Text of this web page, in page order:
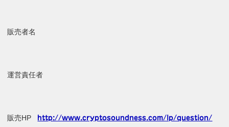
販売者名
運営責任者
販売HP http://www.cryptosoundness.com/lp/question/